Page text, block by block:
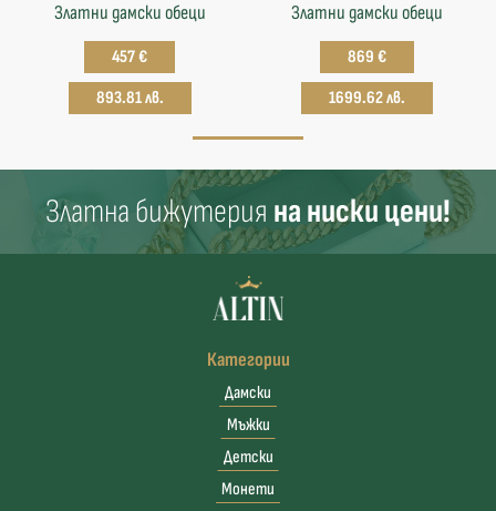
Златни дамски обеци
457 €
893.81 лв.
Златни дамски обеци
869 €
1699.62 лв.
Златна бижутерия на ниски цени!
Категории
Дамски
Мъжки
Детски
Монети